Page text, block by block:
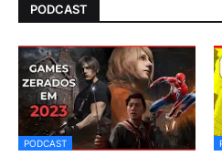
PODCAST
PODCAST